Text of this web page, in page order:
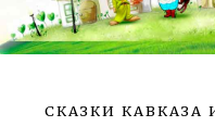
СКАЗКИ КАВКАЗА